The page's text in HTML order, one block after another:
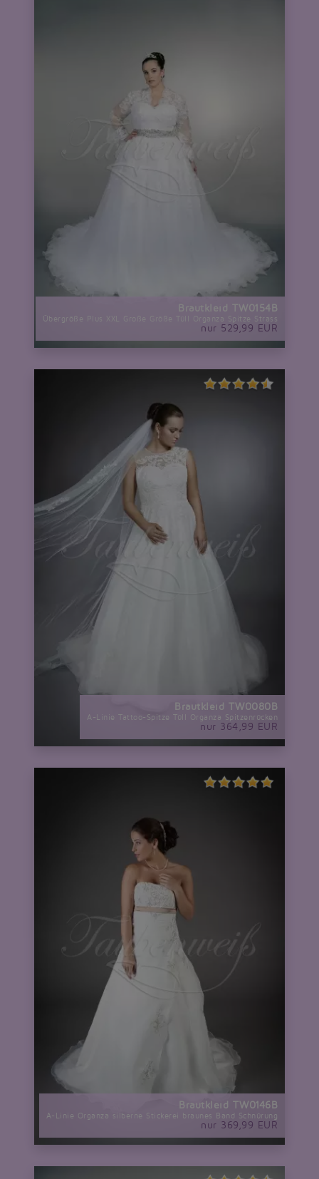
Brautkleid TW0154B
Übergröße Plus XXL Große Größe Tüll Organza Spitze Strass
nur 529,99 EUR
Brautkleid TW0080B
A-Linie Tattoo-Spitze Tüll Organza Spitzenrücken
nur 364,99 EUR
Brautkleid TW0146B
A-Linie Organza silberne Stickerei braunes Band Schnürung
nur 369,99 EUR